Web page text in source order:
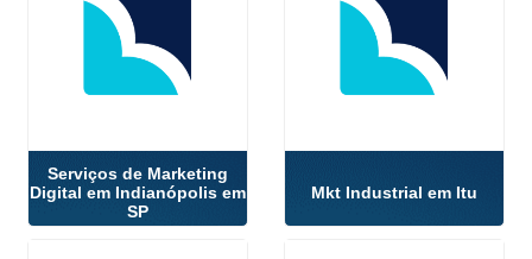
Serviços de Marketing
Digital em Indianópolis em
SP
Mkt Industrial em Itu